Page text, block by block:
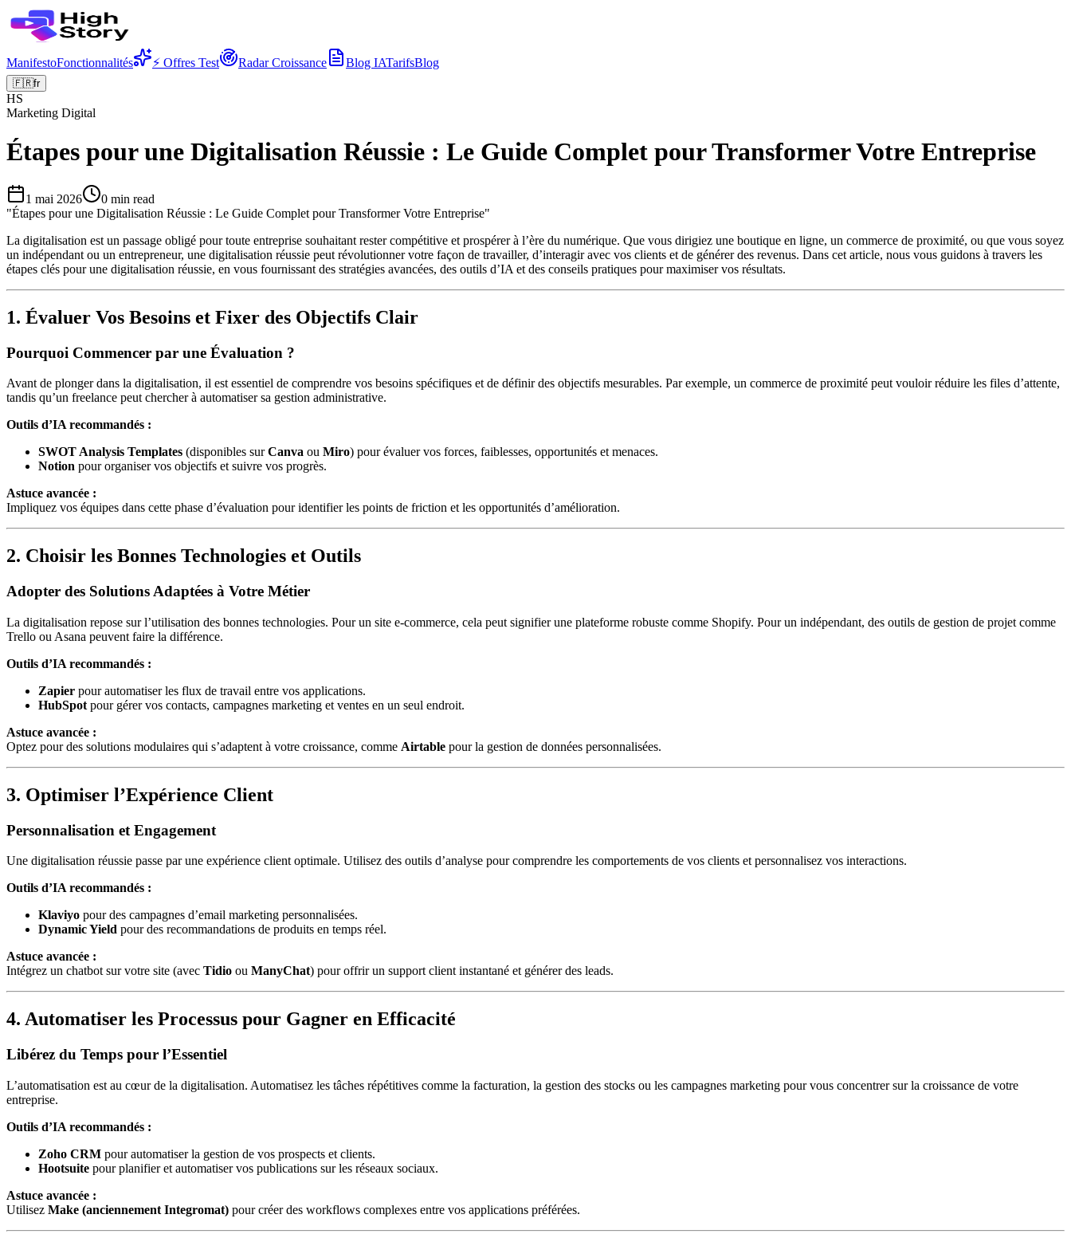
ManifestoFonctionnalités ⚡ Offres Test Radar Croissance Blog IATarifsBlog
🇫🇷fr
HS
Marketing Digital
Étapes pour une Digitalisation Réussie : Le Guide Complet pour Transformer Votre Entreprise
1 mai 2026 0 min read
"Étapes pour une Digitalisation Réussie : Le Guide Complet pour Transformer Votre Entreprise"
La digitalisation est un passage obligé pour toute entreprise souhaitant rester compétitive et prospérer à l’ère du numérique. Que vous dirigiez une boutique en ligne, un commerce de proximité, ou que vous soyez
un indépendant ou un entrepreneur, une digitalisation réussie peut révolutionner votre façon de travailler, d’interagir avec vos clients et de générer des revenus. Dans cet article, nous vous guidons à travers les
étapes clés pour une digitalisation réussie, en vous fournissant des stratégies avancées, des outils d’IA et des conseils pratiques pour maximiser vos résultats.
1. Évaluer Vos Besoins et Fixer des Objectifs Clair
Pourquoi Commencer par une Évaluation ?
Avant de plonger dans la digitalisation, il est essentiel de comprendre vos besoins spécifiques et de définir des objectifs mesurables. Par exemple, un commerce de proximité peut vouloir réduire les files d’attente,
tandis qu’un freelance peut chercher à automatiser sa gestion administrative.
Outils d’IA recommandés :
SWOT Analysis Templates (disponibles surCanva ou Miro) pour évaluer vos forces, faiblesses, opportunités et menaces.
Notion pour organiser vos objectifs et suivre vos progrès.
Astuce avancée :
Impliquez vos équipes dans cette phase d’évaluation pour identifier les points de friction et les opportunités d’amélioration.
2. Choisir les Bonnes Technologies et Outils
Adopter des Solutions Adaptées à Votre Métier
La digitalisation repose sur l’utilisation des bonnes technologies. Pour un site e-commerce, cela peut signifier une plateforme robuste comme Shopify. Pour un indépendant, des outils de gestion de projet comme
Trello ou Asana peuvent faire la différence.
Outils d’IA recommandés :
Zapier pour automatiser les flux de travail entre vos applications.
HubSpot pour gérer vos contacts, campagnes marketing et ventes en un seul endroit.
Astuce avancée :
Optez pour des solutions modulaires qui s’adaptent à votre croissance, comme Airtable pour la gestion de données personnalisées.
3. Optimiser l’Expérience Client
Personnalisation et Engagement
Une digitalisation réussie passe par une expérience client optimale. Utilisez des outils d’analyse pour comprendre les comportements de vos clients et personnalisez vos interactions.
Outils d’IA recommandés :
Klaviyo pour des campagnes d’email marketing personnalisées.
Dynamic Yield pour des recommandations de produits en temps réel.
Astuce avancée :
Intégrez un chatbot sur votre site (avec Tidio ou ManyChat) pour offrir un support client instantané et générer des leads.
4. Automatiser les Processus pour Gagner en Efficacité
Libérez du Temps pour l’Essentiel
L’automatisation est au cœur de la digitalisation. Automatisez les tâches répétitives comme la facturation, la gestion des stocks ou les campagnes marketing pour vous concentrer sur la croissance de votre
entreprise.
Outils d’IA recommandés :
Zoho CRM pour automatiser la gestion de vos prospects et clients.
Hootsuite pour planifier et automatiser vos publications sur les réseaux sociaux.
Astuce avancée :
Utilisez Make (anciennement Integromat) pour créer des workflows complexes entre vos applications préférées.